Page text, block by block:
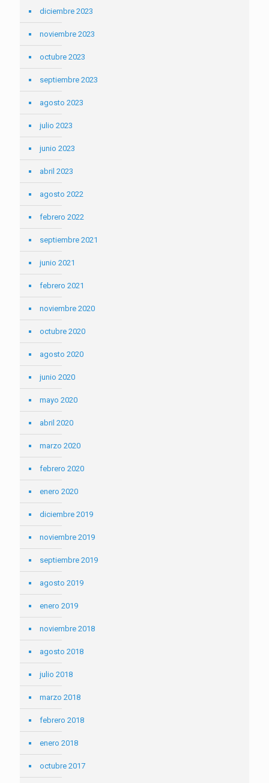
diciembre 2023
noviembre 2023
octubre 2023
septiembre 2023
agosto 2023
julio 2023
junio 2023
abril 2023
agosto 2022
febrero 2022
septiembre 2021
junio 2021
febrero 2021
noviembre 2020
octubre 2020
agosto 2020
junio 2020
mayo 2020
abril 2020
marzo 2020
febrero 2020
enero 2020
diciembre 2019
noviembre 2019
septiembre 2019
agosto 2019
enero 2019
noviembre 2018
agosto 2018
julio 2018
marzo 2018
febrero 2018
enero 2018
octubre 2017